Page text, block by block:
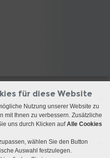
für diese Website
Nutzung unserer Website zu
mit Ihnen zu verbessern. Zusätzliche
uns durch Klicken aufAlle Cookies
wählen Sie den Button
Auswahl festzulegen.